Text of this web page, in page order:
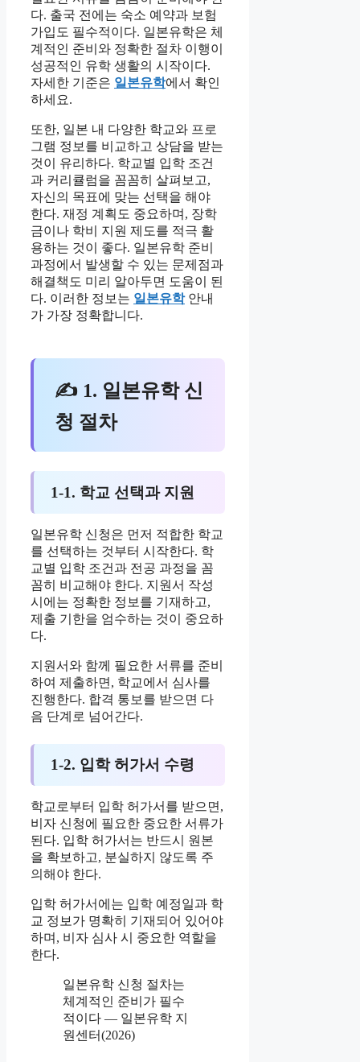
다. 출국 전에는 숙소 예약과 보험
가입도 필수적이다. 일본유학은 체
계적인 준비와 정확한 절차 이행이
성공적인 유학 생활의 시작이다.
자세한 기준은 일본유학에서 확인
하세요.
또한, 일본 내 다양한 학교와 프로
그램 정보를 비교하고 상담을 받는
것이 유리하다. 학교별 입학 조건
과 커리큘럼을 꼼꼼히 살펴보고,
자신의 목표에 맞는 선택을 해야
한다. 재정 계획도 중요하며, 장학
금이나 학비 지원 제도를 적극 활
용하는 것이 좋다. 일본유학 준비
과정에서 발생할 수 있는 문제점과
해결책도 미리 알아두면 도움이 된
다. 이러한 정보는 일본유학안내
가 가장 정확합니다.
✍ 1. 일본유학 신
청 절차
1-1. 학교 선택과 지원
일본유학 신청은 먼저 적합한 학교
를 선택하는 것부터 시작한다. 학
교별 입학 조건과 전공 과정을 꼼
꼼히 비교해야 한다. 지원서 작성
시에는 정확한 정보를 기재하고,
제출 기한을 엄수하는 것이 중요하
다.
지원서와 함께 필요한 서류를 준비
하여 제출하면, 학교에서 심사를
진행한다. 합격 통보를 받으면 다
음 단계로 넘어간다.
1-2. 입학 허가서 수령
학교로부터 입학 허가서를 받으면,
비자 신청에 필요한 중요한 서류가
된다. 입학 허가서는 반드시 원본
을 확보하고, 분실하지 않도록 주
의해야 한다.
입학 허가서에는 입학 예정일과 학
교 정보가 명확히 기재되어 있어야
하며, 비자 심사 시 중요한 역할을
한다.
일본유학 신청 절차는
체계적인 준비가 필수
적이다 — 일본유학 지
원센터(2026)